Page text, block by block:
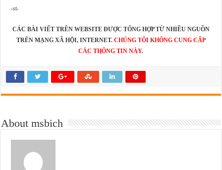
-st-
CÁC BÀI VIẾT TRÊN WEBSITE ĐƯỢC TỔNG HỢP TỪ NHIỀU NGUỒN
TRÊN MẠNG XÃ HỘI, INTERNET. CHÚNG TÔI KHÔNG CUNG CẤP
CÁC THÔNG TIN NÀY.
About msbich